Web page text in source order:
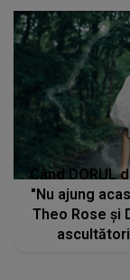
Când DORUL
"Nu ajung
Theo Rose și
ascultători